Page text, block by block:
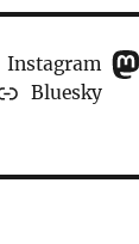
Instagram
Bluesky